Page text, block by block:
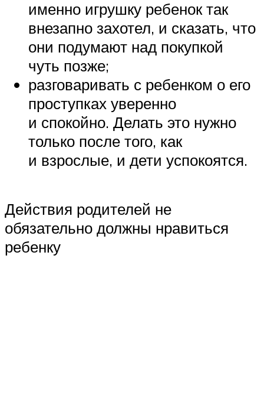
именно игрушку ребенок так
внезапно захотел, и сказать, что
они подумают над покупкой
чуть позже;
разговаривать с ребенком о его
проступках уверенно
и спокойно. Делать это нужно
только после того, как
и взрослые, и дети успокоятся.
Действия родителей не
обязательно должны нравиться
ребенку